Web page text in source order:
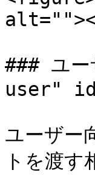
### ユ
user"
ユーザー
トを渡